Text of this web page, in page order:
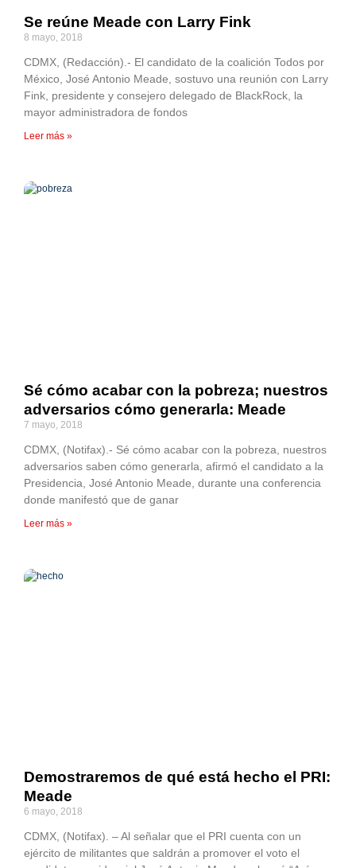
Se reúne Meade con Larry Fink
8 mayo, 2018
CDMX, (Redacción).- El candidato de la coalición Todos por
México, José Antonio Meade, sostuvo una reunión con Larry
Fink, presidente y consejero delegado de BlackRock, la
mayor administradora de fondos
Leer más »
Sé cómo acabar con la pobreza; nuestros
adversarios cómo generarla: Meade
7 mayo, 2018
CDMX, (Notifax).- Sé cómo acabar con la pobreza, nuestros
adversarios saben cómo generarla, afirmó el candidato a la
Presidencia, José Antonio Meade, durante una conferencia
donde manifestó que de ganar
Leer más »
Demostraremos de qué está hecho el PRI:
Meade
6 mayo, 2018
CDMX, (Notifax). – Al señalar que el PRI cuenta con un
ejército de militantes que saldrán a promover el voto el